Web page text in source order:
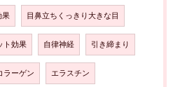
果 目鼻立ちくっきり大きな目
ト効果 自律神経 引き締まり
ラーゲン エラスチン